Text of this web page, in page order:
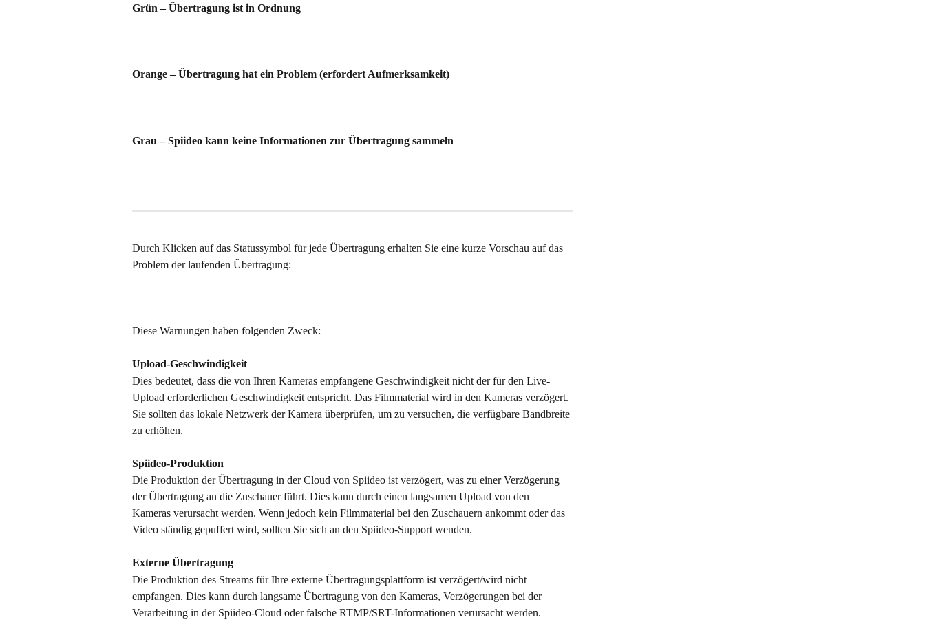
Grün – Übertragung ist in Ordnung
Orange – Übertragung hat ein Problem (erfordert Aufmerksamkeit)
Grau – Spiideo kann keine Informationen zur Übertragung sammeln
Durch Klicken auf das Statussymbol für jede Übertragung erhalten Sie eine kurze Vorschau auf das
Problem der laufenden Übertragung:
Diese Warnungen haben folgenden Zweck:
Upload-Geschwindigkeit
Dies bedeutet, dass die von Ihren Kameras empfangene Geschwindigkeit nicht der für den Live-
Upload erforderlichen Geschwindigkeit entspricht. Das Filmmaterial wird in den Kameras verzögert.
Sie sollten das lokale Netzwerk der Kamera überprüfen, um zu versuchen, die verfügbare Bandbreite
zu erhöhen.
Spiideo-Produktion
Die Produktion der Übertragung in der Cloud von Spiideo ist verzögert, was zu einer Verzögerung
der Übertragung an die Zuschauer führt. Dies kann durch einen langsamen Upload von den
Kameras verursacht werden. Wenn jedoch kein Filmmaterial bei den Zuschauern ankommt oder das
Video ständig gepuffert wird, sollten Sie sich an den Spiideo-Support wenden.
Externe Übertragung
Die Produktion des Streams für Ihre externe Übertragungsplattform ist verzögert/wird nicht
empfangen. Dies kann durch langsame Übertragung von den Kameras, Verzögerungen bei der
Verarbeitung in der Spiideo-Cloud oder falsche RTMP/SRT-Informationen verursacht werden.